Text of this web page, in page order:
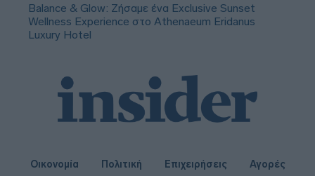
Balance & Glow: Ζήσαμε ένα Exclusive Sunset
Wellness Experience στο Athenaeum Eridanus
Luxury Hotel
Οικονομία Πολιτική Επιχειρήσεις Αγορές